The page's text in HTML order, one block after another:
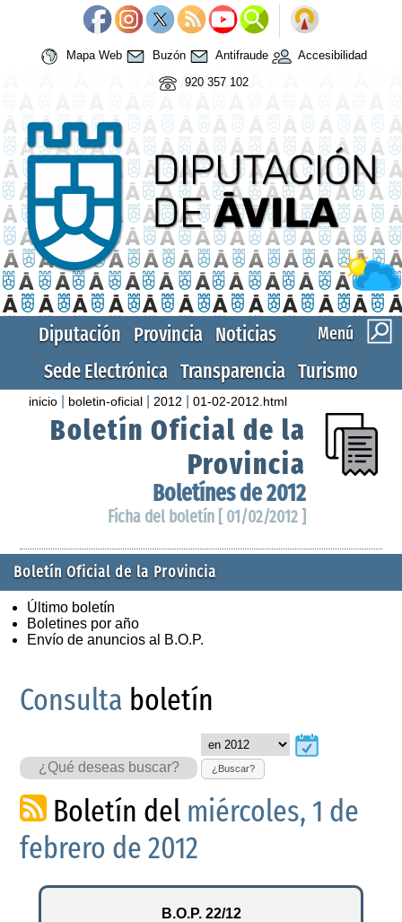
Mapa Web Buzón Antifraude
Accesibilidad
920 357 102
Menú
Diputación Provincia Noticias
Sede Electrónica Transparencia Turismo
inicio boletin-oficial 2012 |01-02-2012.html
Boletín Oficial de la
Provincia
Boletínes de 2012
Ficha del boletín [ 01/02/2012 ]
Boletín Oficial de la Provincia
Último boletín
Boletines por año
Envío de anuncios al B.O.P.
Consulta boletín
¿Buscar?
Boletín del miércoles, 1 de
febrero de 2012
B.O.P. 22/12